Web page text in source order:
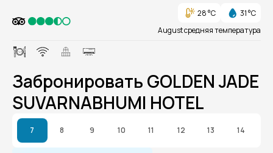
28 °C
31 °C
August средняя температура
Забронировать GOLDEN JADE
SUVARNABHUMI HOTEL
7 8 9 10 11 12 13 14